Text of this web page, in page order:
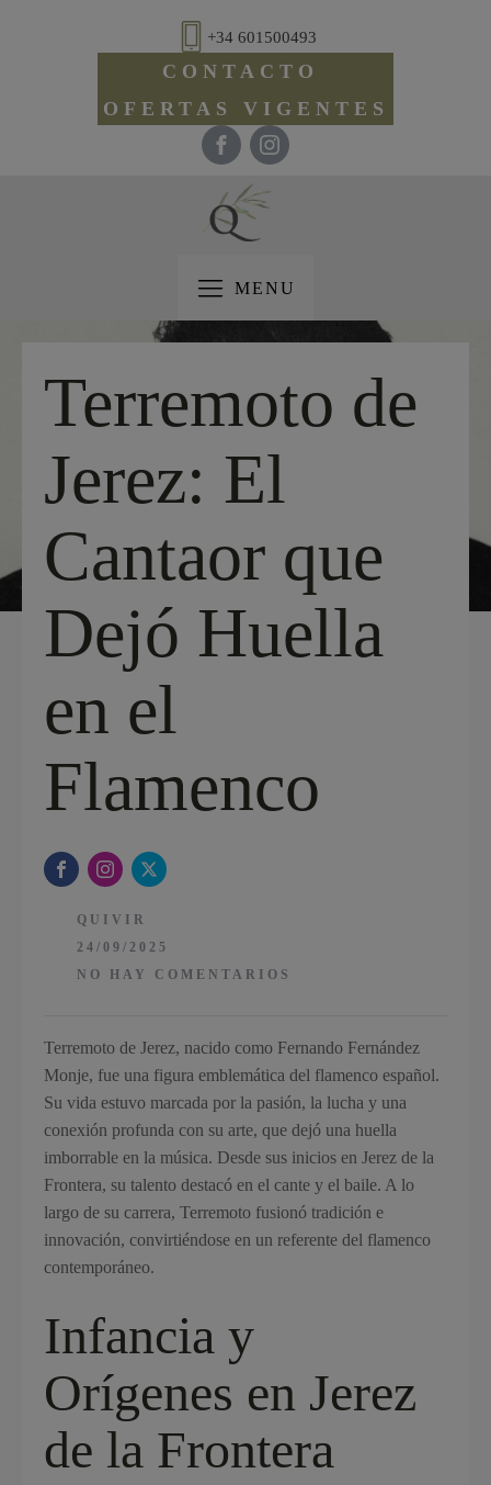
+34 601500493
CONTACTO
OFERTAS VIGENTES
MENU
Terremoto de
Jerez: El
Cantaor que
Dejó Huella
en el
Flamenco
QUIVIR
24/09/2025
NO HAY COMENTARIOS
Terremoto de Jerez, nacido como Fernando Fernández
Monje, fue una figura emblemática del flamenco español.
Su vida estuvo marcada por la pasión, la lucha y una
conexión profunda con su arte, que dejó una huella
imborrable en la música. Desde sus inicios en Jerez de la
Frontera, su talento destacó en el cante y el baile. A lo
largo de su carrera, Terremoto fusionó tradición e
innovación, convirtiéndose en un referente del flamenco
contemporáneo.
Infancia y
Orígenes en Jerez
de la Frontera